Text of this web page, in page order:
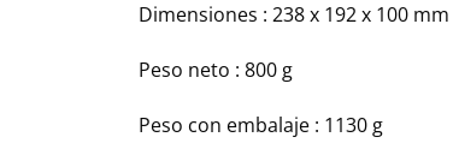
Dimensiones : 238 x 192 x 100 mm
Peso neto : 800 g
Peso con embalaje : 1130 g